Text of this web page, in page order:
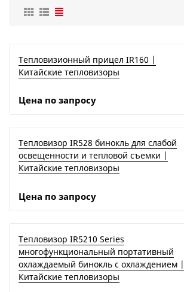
Тепловизионный прицел IR160 |
Китайские тепловизоры
Цена по запросу
Тепловизор IR528 бинокль для слабой
освещенности и тепловой съемки |
Китайские тепловизоры
Цена по запросу
Тепловизор IR5210 Series
многофункциональный портативный
охлаждаемый бинокль с охлаждением |
Китайские тепловизоры